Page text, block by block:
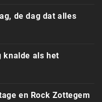
de dag dat alles
knalde als het
en Rock Zottegem